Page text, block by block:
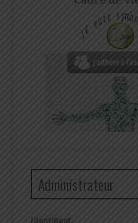
Administrateur
Identifiant: